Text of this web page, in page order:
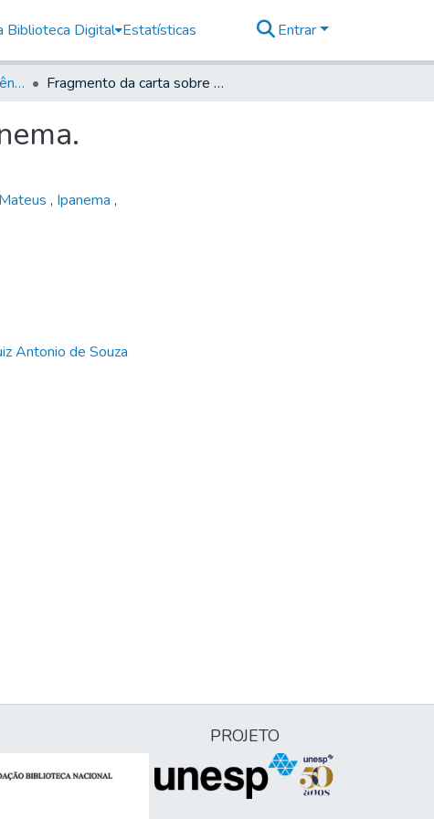
Biblioteca Digital Estatísticas Entrar
Volume 19 - Correspondência do Capital General D. Luiz Antonio de Souza (1767- 70) Fragmento da carta sobre a mina de ferro do Ypanema.
, Ipanema ,
Antonio de Souza
PROJETO